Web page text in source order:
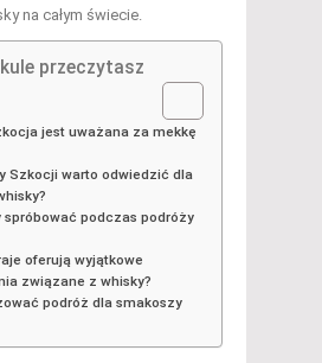
na całym świecie.
przeczytasz
jest uważana za mekkę
Szkocji warto odwiedzić dla
spróbować podczas podróży
oferują wyjątkowe
związane z whisky?
podróż dla smakoszy